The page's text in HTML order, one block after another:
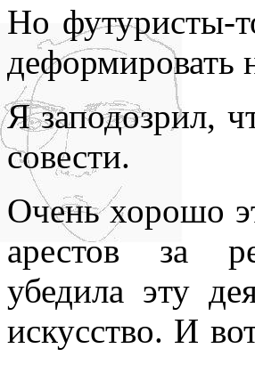
Но футуристы-
деформировать
Я заподозрил,
совести.
Очень хорошо
арестов за
убедила эту
искусство. И